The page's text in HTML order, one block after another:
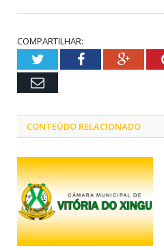
COMPARTILHAR:
TwitterFacebook
Email
CONTEÚDO RELACIONADO